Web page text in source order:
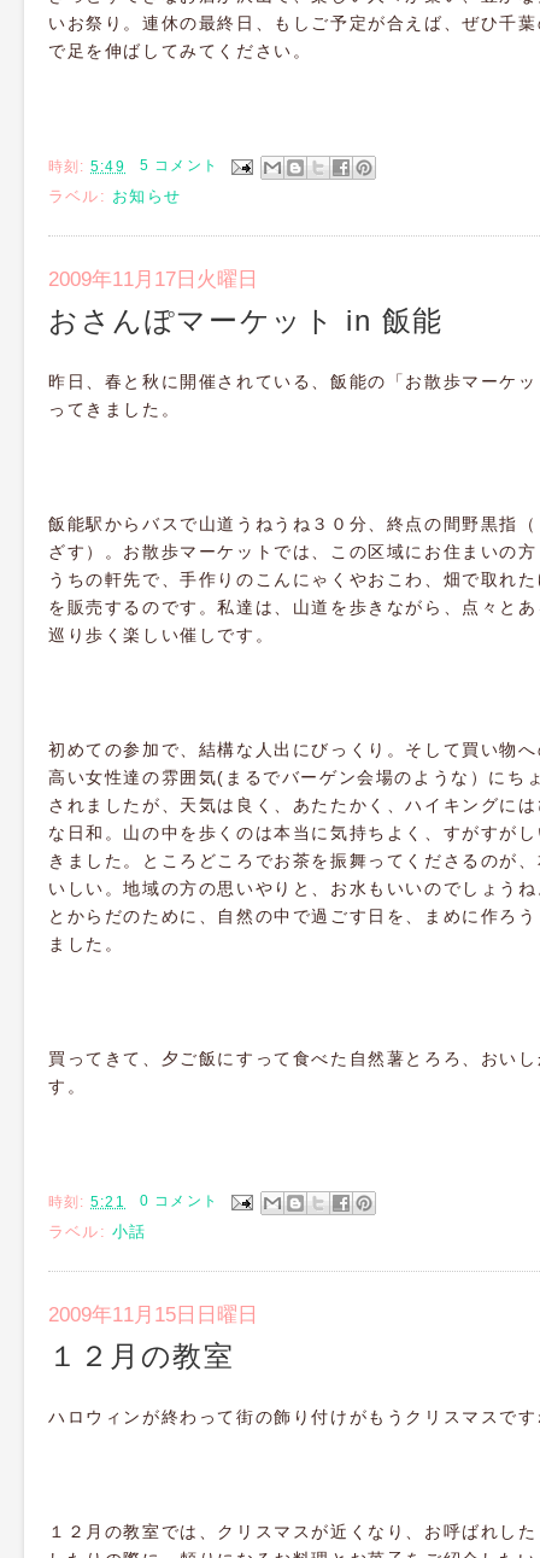
いお祭り。連休の最終日、もしご予定が合えば、ぜひ千
で足を伸ばしてみてください。
時刻: 5:49 5 コメント
ラベル: お知らせ
2009年11月17日火曜日
おさんぽマーケット in 飯能
昨日、春と秋に開催されている、飯能の「お散歩マーケ
ってきました。
飯能駅からバスで山道うねうね３０分、終点の間野黒指
ざす）。お散歩マーケットでは、この区域にお住まいの
うちの軒先で、手作りのこんにゃくやおこわ、畑で取れ
を販売するのです。私達は、山道を歩きながら、点々と
巡り歩く楽しい催しです。
初めての参加で、結構な人出にびっくり。そして買い物
高い女性達の雰囲気(まるでバーゲン会場のような）にち
されましたが、天気は良く、あたたかく、ハイキングに
な日和。山の中を歩くのは本当に気持ちよく、すがすが
きました。ところどころでお茶を振舞ってくださるのが
いしい。地域の方の思いやりと、お水もいいのでしょう
とからだのために、自然の中で過ごす日を、まめに作ろ
ました。
買ってきて、夕ご飯にすって食べた自然薯とろろ、おい
す。
時刻: 5:21 0 コメント
ラベル:小話
2009年11月15日日曜日
１２月の教室
ハロウィンが終わって街の飾り付けがもうクリスマスで
１２月の教室では、クリスマスが近くなり、お呼ばれし